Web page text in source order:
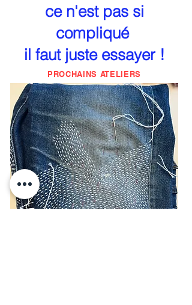
ce n'est pas si
compliqué
il faut juste essayer !
PROCHAINS ATELIERS